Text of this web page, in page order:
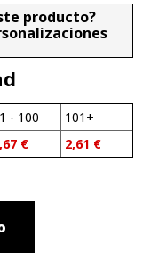
producto?
- 100
€
101+
2,61 €